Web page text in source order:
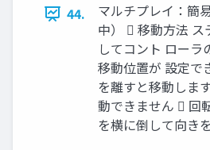
44.
マルチプレイ：簡
中）  移動方法 ス
してコント ローラ
移動位置が 設定で
を離すと移動しま
動できません  回
を横に倒して向き